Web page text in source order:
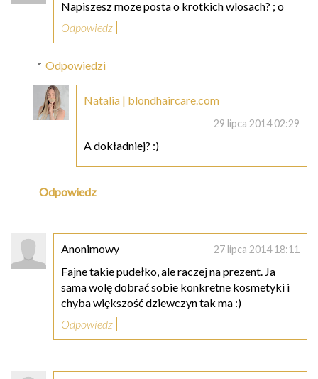
Napiszesz moze posta o krotkich wlosach? ; o
Odpowiedz
Odpowiedzi
Natalia | blondhaircare.com
29 lipca 2014 02:29
A dokładniej? :)
Odpowiedz
Anonimowy 27 lipca 2014 18:11
Fajne takie pudełko, ale raczej na prezent. Ja
sama wolę dobrać sobie konkretne kosmetyki i
chyba większość dziewczyn tak ma :)
Odpowiedz